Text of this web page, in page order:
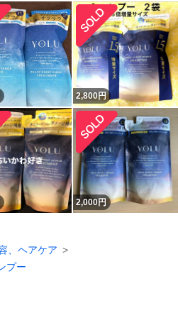
2,800円
2,000円
、ヘアケア
プー